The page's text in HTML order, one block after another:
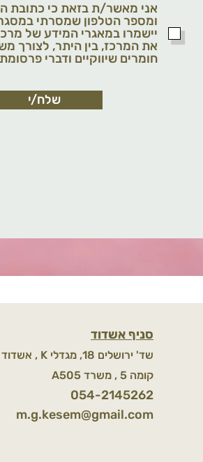
אני מאשר/ת בזאת כי כתובת
ומספר הטלפון שמסרתי
יישמרו במאגרי המידע של
את המרכז, בין היתר, לצורך
חומרים שיווקיים ודברי
שלח/י
סניף אשדוד
אשדוד , K שד' ירושלים 18, מגדלי
A505 קומה 5 , משרד
054-2145262
m.g.kesem@gmail.com